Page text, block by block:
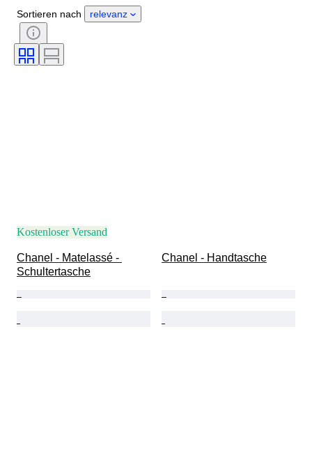
Geschlecht
Zustand
Zertifikat
Farbe
Accessoires enthalten
Epoche
Sortieren nach relevanz
Kostenloser Versand
Chanel - Matelassé -
Schultertasche
Chanel - Handtasche